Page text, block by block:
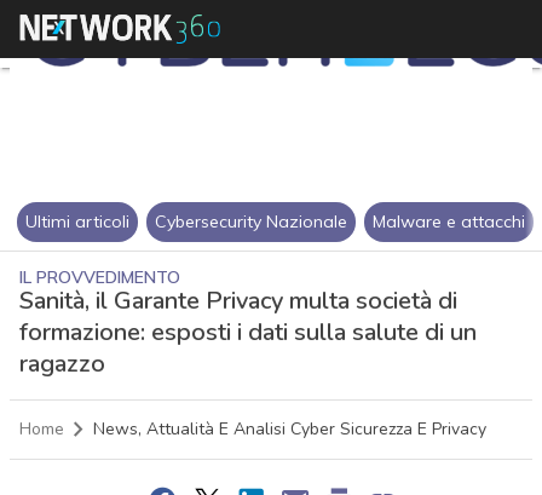
Ultimi articoli Cybersecurity Nazionale Malware e attacchi
IL PROVVEDIMENTO
Sanità, il Garante Privacy multa società di
formazione: esposti i dati sulla salute di un
ragazzo
Home News, Attualità E Analisi Cyber Sicurezza E Privacy